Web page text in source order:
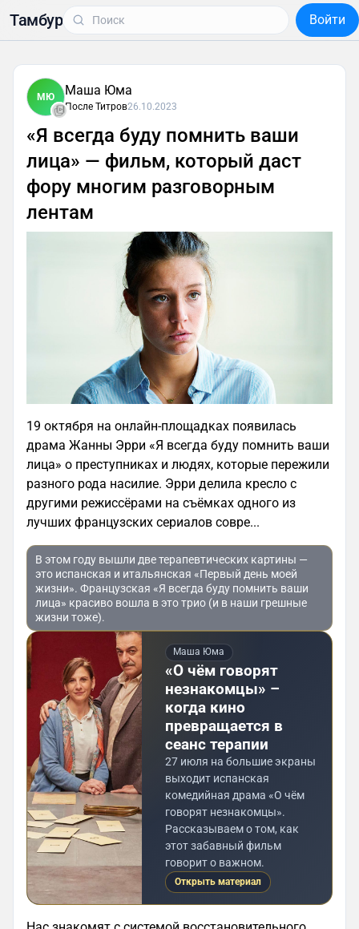
Тамбур Войти
МЮ Маша Юма
После Титров26.10.2023
«Я всегда буду помнить ваши
лица» — фильм, который даст
фору многим разговорным
лентам
19 октября на онлайн-площадках появилась
драма Жанны Эрри «Я всегда буду помнить ваши
лица» о преступниках и людях, которые пережили
разного рода нaсилиe. Эрри делила кресло с
другими режиссёрами на съёмках одного из
лучших французских сериалов совре...
В этом году вышли две терапевтических картины —
это испанская и итальянская «Первый день моей
жизни». Французская «Я всегда буду помнить ваши
лица» красиво вошла в это трио (и в наши грешные
жизни тоже).
Маша Юма
«О чём говорят
незнакомцы» –
когда кино
превращается в
сеанс терапии
27 июля на большие экраны
выходит испанская
комедийная драма «О чём
говорят незнакомцы».
Рассказываем о том, как
этот забавный фильм
говорит о важном.
Открыть материал